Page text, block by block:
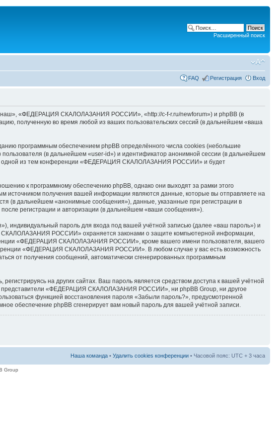
Расширенный поиск
FAQ Регистрация Вход
«ФЕДЕРАЦИЯ СКАЛОЛАЗАНИЯ РОССИИ», «http://c-f-r.ru/newforum») и phpBB (в
полученную во время любой из ваших пользовательских сессий (в дальнейшем «ваша
программным обеспечением phpBB определённого числа cookies (небольшие
(в дальнейшем «user-id») и идентификатор анонимной сессии (в дальнейшем
одной из тем конференции «ФЕДЕРАЦИЯ СКАЛОЛАЗАНИЯ РОССИИ» и будет
к программному обеспечению phpBB, однако они выходят за рамки этого
источником получения вашей информации являются данные, которые вы отправляете на
(в дальнейшем «анонимные сообщения»), данные, указанные при регистрации в
регистрации и авторизации (в дальнейшем «ваши сообщения»).
индивидуальный пароль для входа под вашей учётной записью (далее «ваш пароль») и
РОССИИ» охраняется законами о защите компьютерной информации,
«ФЕДЕРАЦИЯ СКАЛОЛАЗАНИЯ РОССИИ», кроме вашего имени пользователя, вашего
«ФЕДЕРАЦИЯ СКАЛОЛАЗАНИЯ РОССИИ». В любом случае у вас есть возможность
от получения сообщений, автоматически сгенерированных программным
на других сайтах. Ваш пароль является средством доступа к вашей учётной
«ФЕДЕРАЦИЯ СКАЛОЛАЗАНИЯ РОССИИ», ни phpBB Group, ни другое
функцией восстановления пароля «Забыли пароль?», предусмотренной
обеспечение phpBB сгенерирует вам новый пароль для вашей учётной записи.
Наша команда • Удалить cookies конференции • Часовой пояс: UTC + 3 часа
Group